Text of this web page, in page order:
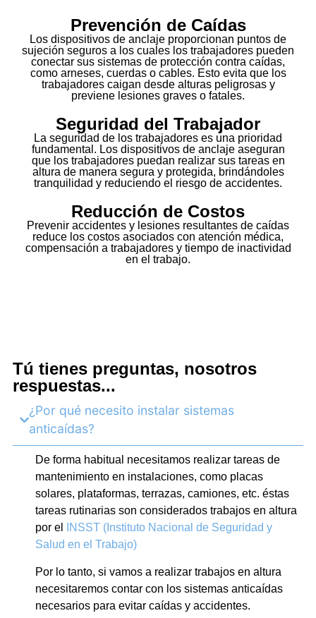
Prevención de Caídas
Los dispositivos de anclaje proporcionan puntos de
sujeción seguros a los cuales los trabajadores pueden
conectar sus sistemas de protección contra caídas,
como arneses, cuerdas o cables. Esto evita que los
trabajadores caigan desde alturas peligrosas y
previene lesiones graves o fatales.
Seguridad del Trabajador
La seguridad de los trabajadores es una prioridad
fundamental. Los dispositivos de anclaje aseguran
que los trabajadores puedan realizar sus tareas en
altura de manera segura y protegida, brindándoles
tranquilidad y reduciendo el riesgo de accidentes.
Reducción de Costos
Prevenir accidentes y lesiones resultantes de caídas
reduce los costos asociados con atención médica,
compensación a trabajadores y tiempo de inactividad
en el trabajo.
Tú tienes preguntas, nosotros
respuestas...
¿Por qué necesito instalar sistemas
anticaídas?
De forma habitual necesitamos realizar tareas de
mantenimiento en instalaciones, como placas
solares, plataformas, terrazas, camiones, etc. éstas
tareas rutinarias son considerados trabajos en altura
por el
INSST (Instituto Nacional de Seguridad y
Salud en el Trabajo)
Por lo tanto, si vamos a realizar trabajos en altura
necesitaremos contar con los sistemas anticaídas
necesarios para evitar caídas y accidentes.